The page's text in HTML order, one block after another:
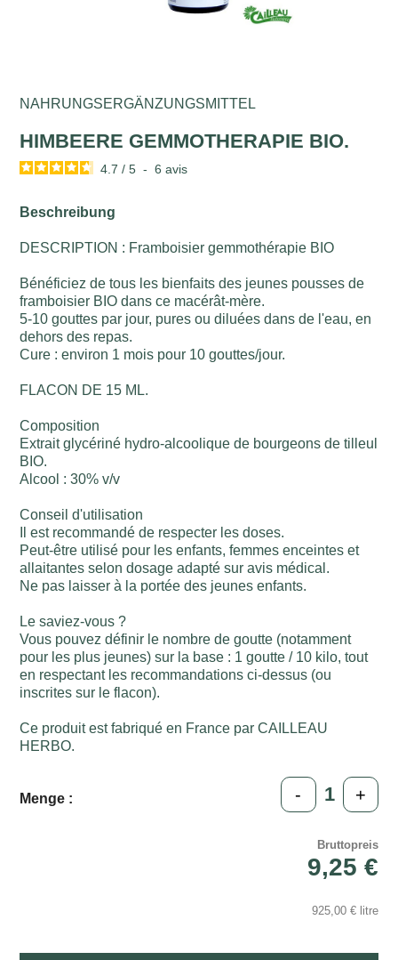
NAHRUNGSERGÄNZUNGSMITTEL
HIMBEERE GEMMOTHERAPIE BIO.
4.7 / 5 - 6avis
Beschreibung
DESCRIPTION : Framboisier gemmothérapie BIO
Bénéficiez de tous les bienfaits des jeunes pousses de
framboisier BIO dans ce macérât-mère.
5-10 gouttes par jour, pures ou diluées dans de l'eau, en
dehors des repas.
Cure : environ 1 mois pour 10 gouttes/jour.
FLACON DE 15 ML.
Composition
Extrait glycériné hydro-alcoolique de bourgeons de tilleul
BIO.
Alcool : 30% v/v
Conseil d'utilisation
Il est recommandé de respecter les doses.
Peut-être utilisé pour les enfants, femmes enceintes et
allaitantes selon dosage adapté sur avis médical.
Ne pas laisser à la portée des jeunes enfants.
Le saviez-vous ?
Vous pouvez définir le nombre de goutte (notamment
pour les plus jeunes) sur la base : 1 goutte / 10 kilo, tout
en respectant les recommandations ci-dessus (ou
inscrites sur le flacon).
Ce produit est fabriqué en France par CAILLEAU
HERBO.
Menge : - +
Bruttopreis
9,25 €
925,00 € litre